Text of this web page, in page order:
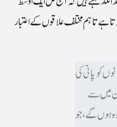
پانی دستیاب ہوتا ہے تاہم مختلف علاقوں کے اعتبار